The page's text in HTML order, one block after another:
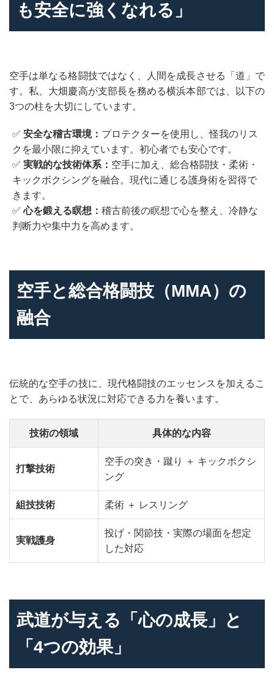
も安全に強くなれる」
空手は単なる格闘技ではなく、人間を成長させる「道」で
す。私、大畑慶高が支部長を務める横浜本部では、以下の
3つの柱を大切にしています。
✅ 安全な稽古環境： プロテクターを使用し、怪我のリス
クを最小限に抑えています。初心者でも安心です。
✅ 実戦的な技術体系： 空手に加え、総合格闘技・柔術・
キックボクシングを融合。現代に通じる護身術を習得で
きます。
✅心を鍛える瞑想： 稽古前後の瞑想で心を整え、冷静な
判断力や集中力を高めます。
空手と総合格闘技（MMA）の
融合
伝統的な空手の技に、現代格闘技のエッセンスを加えるこ
とで、あらゆる状況に対応できる力を養います。
技術の領域 具体的な内容
打撃技術
空手の突き・蹴り ＋ キックボクシ
ング
組技技術 柔術 ＋ レスリング
実戦護身
投げ・関節技・実際の場面を想定
した対応
武道が与える「心の成長」と
「4つの効果」